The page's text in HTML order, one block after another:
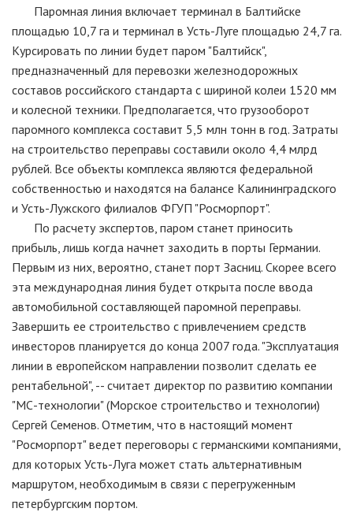
Паромная линия включает терминал в Балтийске
площадью 10,7 га и терминал в Усть-Луге площадью 24,7 га.
Курсировать по линии будет паром "Балтийск",
предназначенный для перевозки железнодорожных
составов российского стандарта с шириной колеи 1520 мм
и колесной техники. Предполагается, что грузооборот
паромного комплекса составит 5,5 млн тонн в год. Затраты
на строительство переправы составили около 4,4 млрд
рублей. Все объекты комплекса являются федеральной
собственностью и находятся на балансе Калининградского
и Усть-Лужского филиалов ФГУП "Росморпорт".
По расчету экспертов, паром станет приносить
прибыль, лишь когда начнет заходить в порты Германии.
Первым из них, вероятно, станет порт Засниц. Скорее всего
эта международная линия будет открыта после ввода
автомобильной составляющей паромной переправы.
Завершить ее строительство с привлечением средств
инвесторов планируется до конца 2007 года. "Эксплуатация
линии в европейском направлении позволит сделать ее
рентабельной", -- считает директор по развитию компании
"МС-технологии" (Морское строительство и технологии)
Сергей Семенов. Отметим, что в настоящий момент
"Росморпорт" ведет переговоры с германскими компаниями,
для которых Усть-Луга может стать альтернативным
маршрутом, необходимым в связи с перегруженным
петербургским портом.